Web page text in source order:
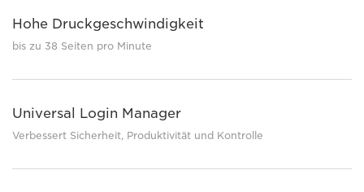
Hohe Druckgeschwindigkeit
bis zu 38 Seiten pro Minute
Universal Login Manager
Verbessert Sicherheit, Produktivität und Kontrolle